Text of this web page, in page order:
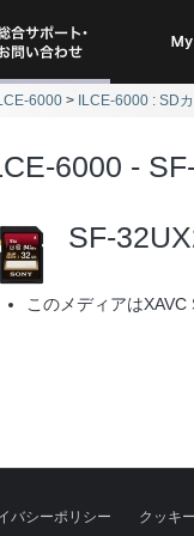
サポート・お
6000 ILCE-6000 : SD
6000 -
SF-
このメディアはXAVC
バシーポリシー クッキ